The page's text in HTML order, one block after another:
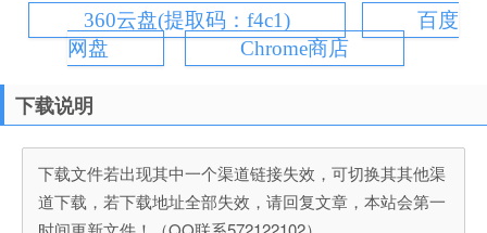
360云盘(提取码：f4c1)
百度
网盘
Chrome商店
下载说明
下载文件若出现其中一个渠道链接失效，可切换其其他渠
道下载，若下载地址全部失效，请回复文章，本站会第一